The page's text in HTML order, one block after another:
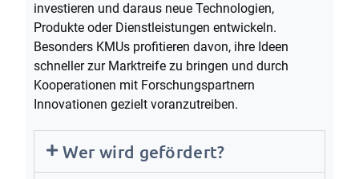
investieren und daraus neue Technologien,
Produkte oder Dienstleistungen entwickeln.
Besonders KMUs profitieren davon, ihre Ideen
schneller zur Marktreife zu bringen und durch
Kooperationen mit Forschungspartnern
Innovationen gezielt voranzutreiben.
Wer wird gefördert?